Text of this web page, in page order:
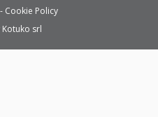
Cookie Policy
Kotuko srl